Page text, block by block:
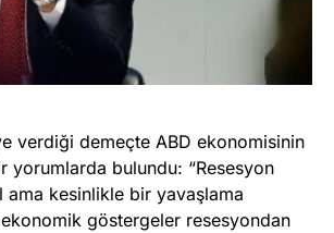
verdiği demeçte ABD ekonomisinin
yorumlarda bulundu: “Resesyon
ama kesinlikle bir yavaşlama
göstergeler resesyondan